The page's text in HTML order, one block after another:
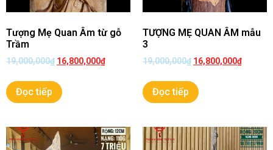
Tượng Mẹ Quan Âm từ gỗ
Trầm
19,000,000₫ 16,800,000₫
Đọc tiếp
TƯỢNG MẸ QUAN ÂM mẫu
3
19,000,000₫ 16,800,000₫
Đọc tiếp